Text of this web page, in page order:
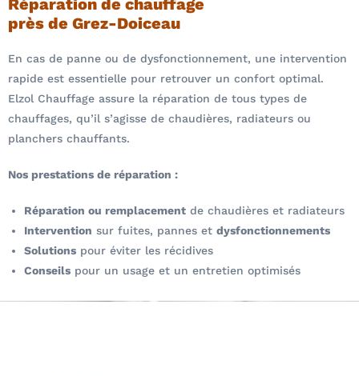
Réparation de chauffage
près de Grez-Doiceau
En cas de panne ou de dysfonctionnement, une intervention
rapide est essentielle pour retrouver un confort optimal.
Elzol Chauffage assure la réparation de tous types de
chauffages, qu’il s’agisse de chaudières, radiateurs ou
planchers chauffants.
Nos prestations de réparation :
Réparation ou remplacement de chaudières et radiateurs
Intervention sur fuites, pannes et dysfonctionnements
Solutions pour éviter les récidives
Conseils pour un usage et un entretien optimisés